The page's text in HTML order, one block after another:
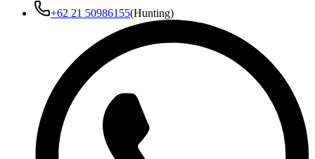
+62 21 50986155(Hunting)